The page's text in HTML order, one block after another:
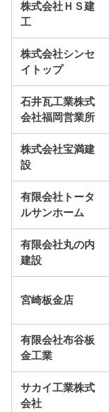
株式会社ＨＳ建
工
株式会社シンセ
イトップ
石井瓦工業株式
会社福岡営業所
株式会社宝満建
設
有限会社トータ
ルサンホーム
有限会社丸の内
建設
宮崎板金店
有限会社布谷板
金工業
サカイ工業株式
会社